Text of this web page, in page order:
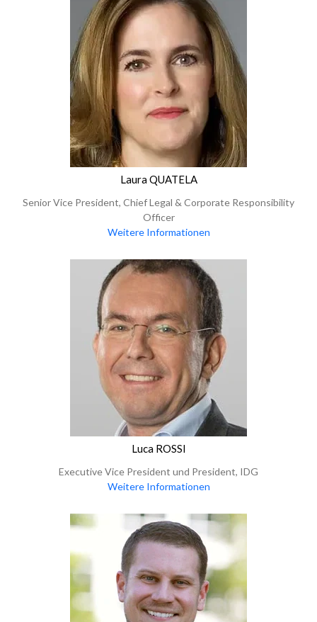
Laura QUATELA
Senior Vice President, Chief Legal & Corporate Responsibility
Officer
Weitere Informationen
Luca ROSSI
Executive Vice President und President, IDG
Weitere Informationen